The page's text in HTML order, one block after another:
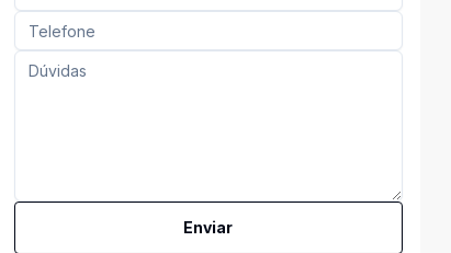
Enviar